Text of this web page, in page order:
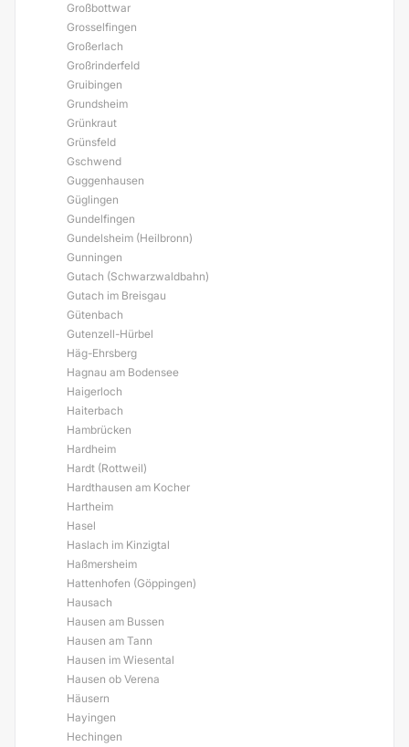
Großbottwar
Grosselfingen
Großerlach
Großrinderfeld
Gruibingen
Grundsheim
Grünkraut
Grünsfeld
Gschwend
Guggenhausen
Güglingen
Gundelfingen
Gundelsheim (Heilbronn)
Gunningen
Gutach (Schwarzwaldbahn)
Gutach im Breisgau
Gütenbach
Gutenzell-Hürbel
Häg-Ehrsberg
Hagnau am Bodensee
Haigerloch
Haiterbach
Hambrücken
Hardheim
Hardt (Rottweil)
Hardthausen am Kocher
Hartheim
Hasel
Haslach im Kinzigtal
Haßmersheim
Hattenhofen (Göppingen)
Hausach
Hausen am Bussen
Hausen am Tann
Hausen im Wiesental
Hausen ob Verena
Häusern
Hayingen
Hechingen